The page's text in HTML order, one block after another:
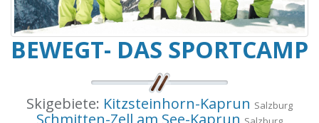
BEWEGT- DAS SPORTCAMP
Skigebiete: Kitzsteinhorn-Kaprun Salzburg
Schmitten-Zell am See-Kaprun